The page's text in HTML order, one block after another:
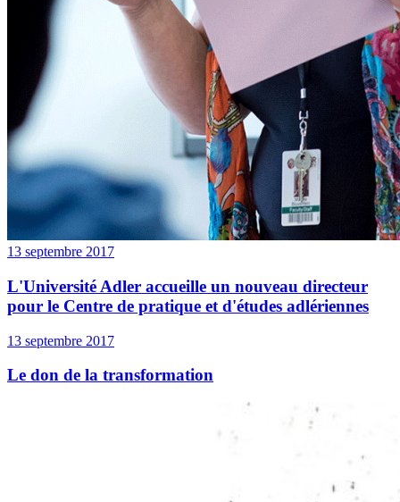
13 septembre 2017
L'Université Adler accueille un nouveau directeur
pour le Centre de pratique et d'études adlériennes
13 septembre 2017
Le don de la transformation